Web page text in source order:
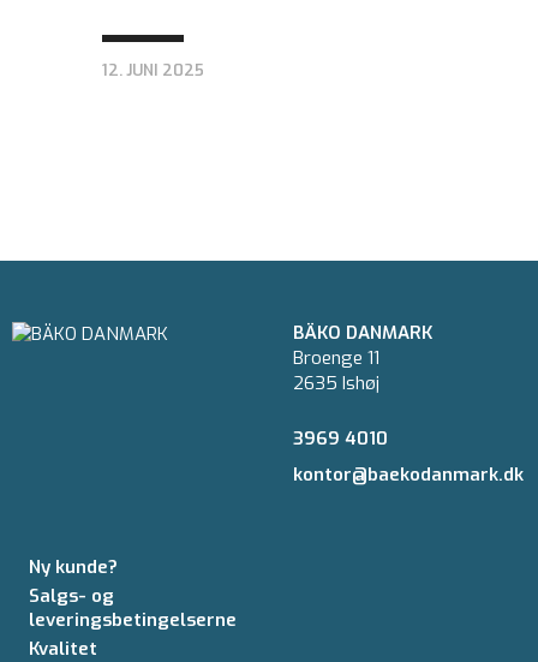
12. JUNI 2025
BÄKO DANMARK
Broenge 11
2635 Ishøj
3969 4010
kontor@baekodanmark.dk
Ny kunde?
Salgs- og
leveringsbetingelserne
Kvalitet